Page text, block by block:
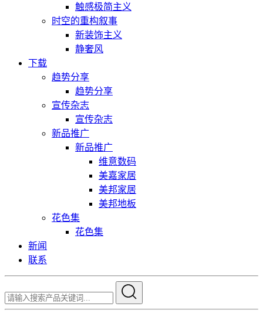
触感极简主义
时空的重构叙事
新装饰主义
静奢风
下载
趋势分享
趋势分享
宣传杂志
宣传杂志
新品推广
新品推广
维意数码
美嘉家居
美邦家居
美邦地板
花色集
花色集
新闻
联系